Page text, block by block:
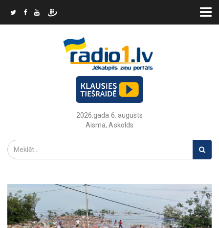
2026.gada 6. augusts
Aisma, Askolds